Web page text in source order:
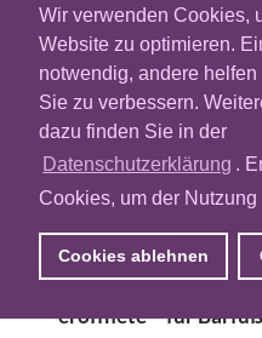
Wir verwenden Cookies,
Website zu optimieren.
notwendig, andere
Sie zu verbessern.
dazu finden Sie in der
Datenschutzerklärung .
Cookies, um der Nutzung
Cookies ablehnen
Auf mehr als 10
die Konsumausgaben
Coronajahr 2020. Das
startete und neben
zudem sukzessiv
eröffnete – für